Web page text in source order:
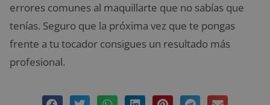
errores comunes al maquillarte que no sabías que
tenías. Seguro que la próxima vez que te pongas
frente a tu tocador consigues un resultado más
profesional.